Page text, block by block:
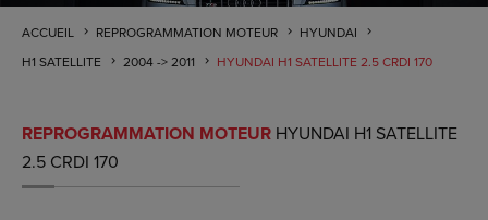
ACCUEIL REPROGRAMMATION MOTEUR
HYUNDAI
H1 SATELLITE
2004 -> 2011 HYUNDAI H1 SATELLITE 2.5 CRDI 170
REPROGRAMMATION MOTEUR HYUNDAI H1 SATELLITE
2.5 CRDI 170